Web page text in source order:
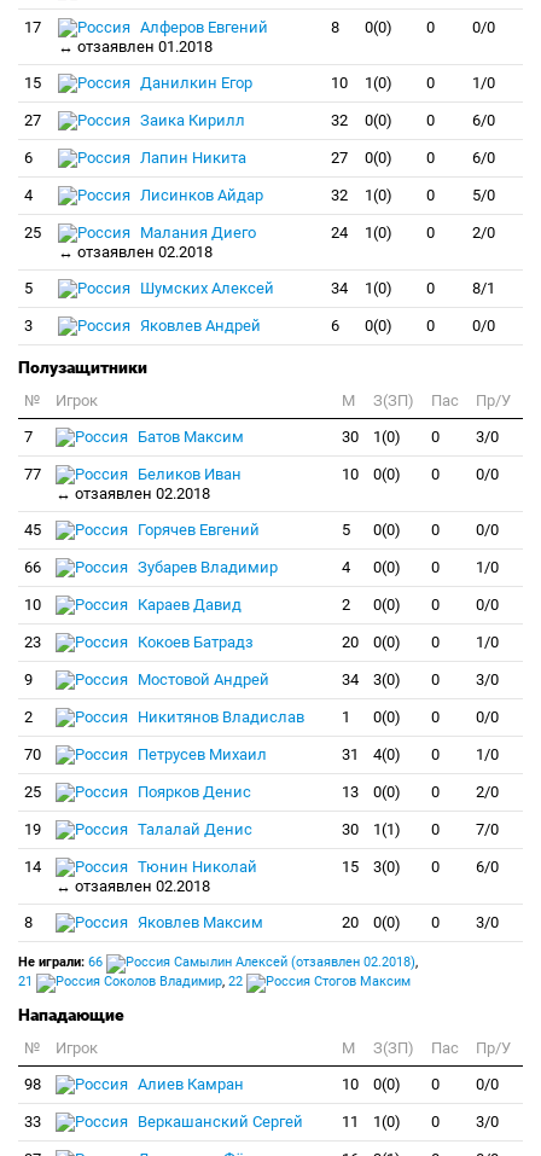
17
Алферов Евгений
↔ отзаявлен 01.2018
8 0(0) 0 0/0
15 Данилкин Егор 10 1(0) 0 1/0
27 Заика Кирилл 32 0(0) 0 6/0
6 Лапин Никита 27 0(0) 0 6/0
4 Лисинков Айдар 32 1(0) 0 5/0
25
Малания Диего
↔ отзаявлен 02.2018
24 1(0) 0 2/0
5 Шумских Алексей 34 1(0) 0 8/1
3 Яковлев Андрей 6 0(0) 0 0/0
Полузащитники
№ Игрок M З(ЗП) Пас
Пр/У
7
Батов Максим 30 1(0) 0 3/0
77
Беликов Иван
↔ отзаявлен 02.2018
10 0(0) 0 0/0
45 Горячев Евгений 5 0(0) 0 0/0
66 Зубарев Владимир 4 0(0) 0 1/0
10 Караев Давид 2 0(0) 0 0/0
23 Кокоев Батрадз 20 0(0) 0 1/0
9 Мостовой Андрей 34 3(0) 0 3/0
2 Никитянов Владислав 1 0(0) 0 0/0
70 Петрусев Михаил 31 4(0) 0 1/0
25 Поярков Денис 13 0(0) 0 2/0
19 Талалай Денис 30 1(1) 0 7/0
14
Тюнин Николай
↔ отзаявлен 02.2018
15 3(0) 0 6/0
8 Яковлев Максим 20 0(0) 0 3/0
Не играли: 66 Самылин Алексей (отзаявлен 02.2018),
21
Соколов Владимир, 22 Стогов Максим
Нападающие
№ Игрок M З(ЗП) Пас
Пр/У
98
Алиев Камран 10 0(0) 0 0/0
33 Веркашанский Сергей 11 1(0) 0 3/0